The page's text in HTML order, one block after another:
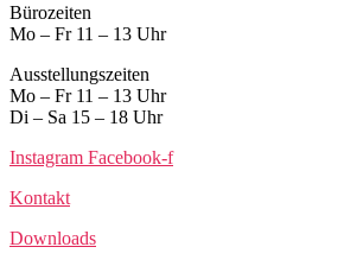
Bürozeiten
Mo – Fr 11 – 13 Uhr
Ausstellungszeiten
Mo – Fr 11 – 13 Uhr
Di – Sa 15 – 18 Uhr
Instagram Facebook-f
Kontakt
Downloads